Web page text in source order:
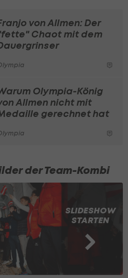
von Allmen: Der
Chaot mit dem
Olympia-König
Allmen nicht mit
gerechnet hat
der Team-Kombi
SLIDESHOW
STARTEN